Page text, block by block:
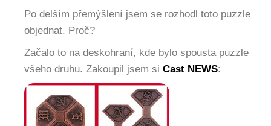
Po delším přemýšlení jsem se rozhodl toto puzzle
objednat. Proč?
Začalo to na deskohraní, kde bylo spousta puzzle
všeho druhu. Zakoupil jsem si Cast NEWS: